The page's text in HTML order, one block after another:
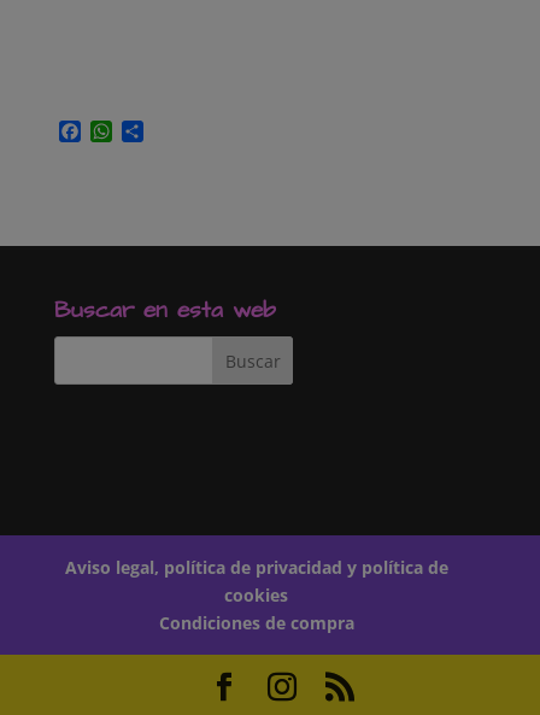
F
o
W
A
C
r
r
Buscar en esta web
Aviso legal, política de privacidad y política de
cookies
Condiciones de compra